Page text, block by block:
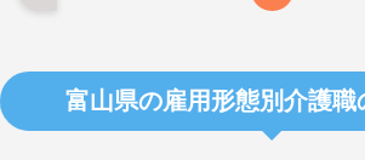
★おすすめPOINT★
・広域支援員として複数のホームを巡るため、
富山県の雇用形態別介護職